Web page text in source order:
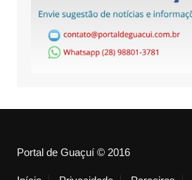
Portal de Guaçuí © 2016